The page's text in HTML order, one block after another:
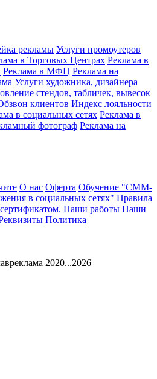
рекламы Услуги промоутеров
в Торговых Центрах Реклама в
Реклама в МФЦ Реклама на
Услуги художника, дизайнера
стендов, табличек, вывесок
клиентов Индекс лояльности
в социальных сетях Реклама в
фотограф Реклама на
О нас Оферта Обучение "СМM-
в социальных сетях" Правила
Наши работы Наши
Политика
2020...2026